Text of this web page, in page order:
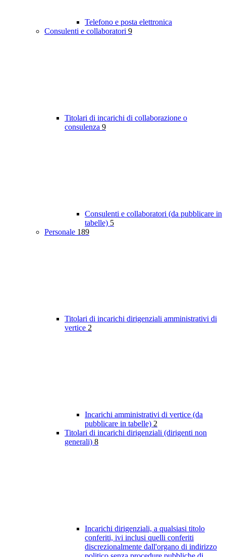
Telefono e posta elettronica
Consulenti e collaboratori 9
Titolari di incarichi di collaborazione o
consulenza 9
Consulenti e collaboratori (da pubblicare in
tabelle) 5
Personale 189
Titolari di incarichi dirigenziali amministrativi di
vertice 2
Incarichi amministrativi di vertice (da
pubblicare in tabelle) 2
Titolari di incarichi dirigenziali (dirigenti non
generali) 8
Incarichi dirigenziali, a qualsiasi titolo
conferiti, ivi inclusi quelli conferiti
discrezionalmente dall'organo di indirizzo